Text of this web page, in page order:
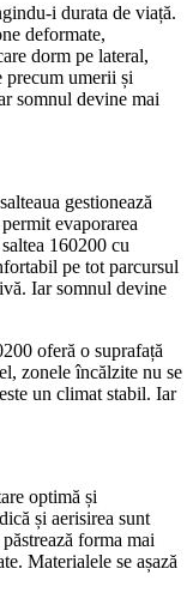
i durata de viață.
deformate,
dorm pe lateral,
precum umerii și
somnul devine mai
gestionează
evaporarea
160200 cu
pe tot parcursul
Iar somnul devine
oferă o suprafață
zonele încălzite nu se
un climat stabil. Iar
optimă și
și aerisirea sunt
forma mai
Materialele se așază